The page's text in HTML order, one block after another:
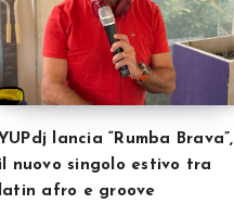
lancia “Rumba Brava”,
il nuovo singolo estivo tra
latin afro e groove